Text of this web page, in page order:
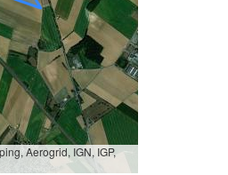
Aerogrid, IGN, IGP,